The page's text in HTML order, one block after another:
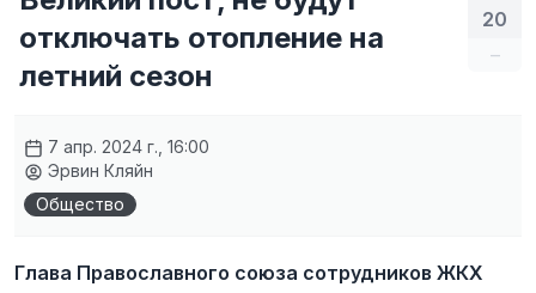
20
–
отключать отопление на
летний сезон
7 апр. 2024 г., 16:00
Эрвин Кляйн
Общество
Глава Православного союза сотрудников ЖКХ